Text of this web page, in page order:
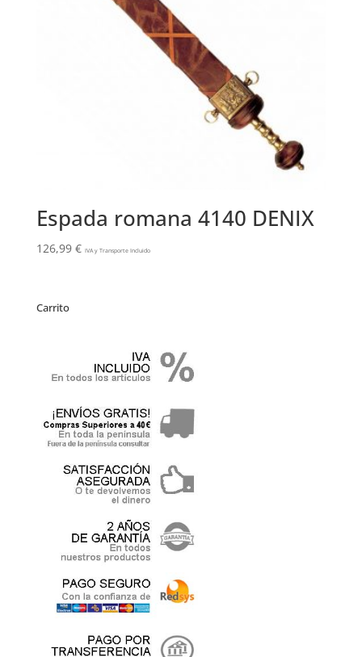
Espada romana 4140 DENIX
126,99 € IVA y Transporte Incluido
Carrito